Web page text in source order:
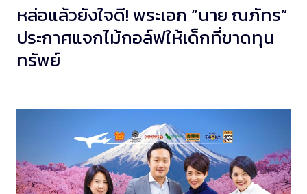
หล่อแล้วยังใจดี! พระเอก “นาย ณภัทร”
ประกาศแจกไม้กอล์ฟให้เด็กที่ขาดทุน
ทรัพย์